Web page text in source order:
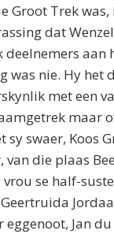
Groot Trek
dat
deelnemers aan
was nie. Hy het
met een
maar
sy swaer, Koos
van die plaas
se half-
eggenoot, Jan du